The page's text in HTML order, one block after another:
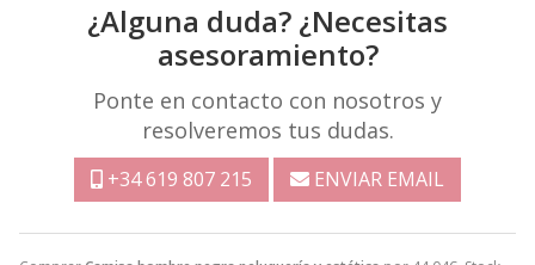
¿Alguna duda? ¿Necesitas
asesoramiento?
Ponte en contacto con nosotros y
resolveremos tus dudas.
+34 619 807 215 ENVIAR EMAIL